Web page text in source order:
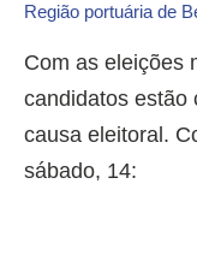
Região portuária de
Com as eleições
candidatos estão
causa eleitoral.
sábado, 14: